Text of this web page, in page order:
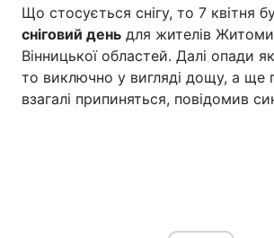
Що стосується снігу, то 7 квітня
сніговий день для жителів
Вінницької областей. Далі опади
то виключно у вигляді дощу, а ще
взагалі припиняться, повідомив